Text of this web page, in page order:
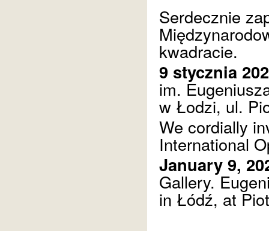
Serdecznie
kwadracie.
9 stycznia
im.
w Łodzi, ul.
We cordially
International
January 9,
Gallery.
in Łódź, at